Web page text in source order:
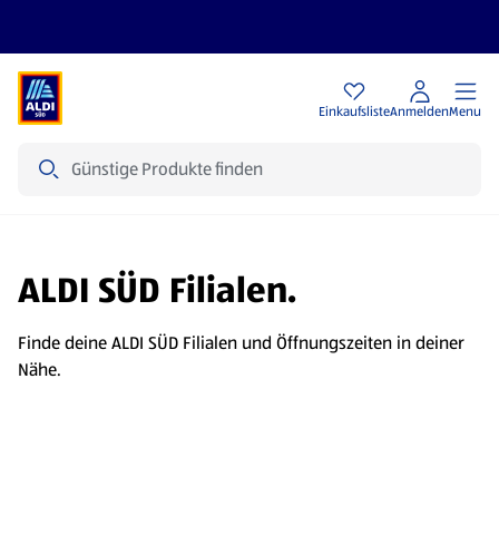
EinkaufslisteAnmeldenMenu
ALDI SÜD Filialen.
Finde deine ALDI SÜD Filialen und Öffnungszeiten in deiner
Nähe.